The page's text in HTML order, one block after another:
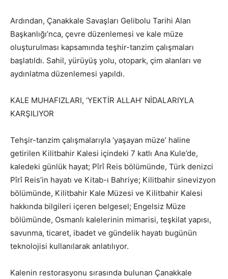
Ardından, Çanakkale Savaşları Gelibolu Tarihi Alan
Başkanlığı’nca, çevre düzenlemesi ve kale müze
oluşturulması kapsamında teşhir-tanzim çalışmaları
başlatıldı. Sahil, yürüyüş yolu, otopark, çim alanları ve
aydınlatma düzenlemesi yapıldı.
KALE MUHAFIZLARI, ‘YEKTİR ALLAH’ NİDALARIYLA
KARŞILIYOR
Tehşir-tanzim çalışmalarıyla ‘yaşayan müze’ haline
getirilen Kilitbahir Kalesi içindeki 7 katlı Ana Kule’de,
kaledeki günlük hayat; Pîrî Reis bölümünde, Türk denizci
Pîrî Reis’in hayatı ve Kitab-ı Bahriye; Kilitbahir sinevizyon
bölümünde, Kilitbahir Kale Müzesi ve Kilitbahir Kalesi
hakkında bilgileri içeren belgesel; Engelsiz Müze
bölümünde, Osmanlı kalelerinin mimarisi, teşkilat yapısı,
savunma, ticaret, ibadet ve gündelik hayatı bugünün
teknolojisi kullanılarak anlatılıyor.
Kalenin restorasyonu sırasında bulunan Çanakkale